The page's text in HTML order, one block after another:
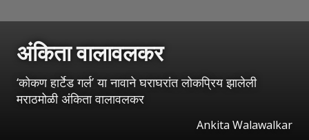
अंकिता वालावलकर
‘कोकण हार्टेड गर्ल’ या नावाने घराघरांत लोकप्रिय झालेली
मराठमोळी अंकिता वालावलकर
Ankita Walawalkar